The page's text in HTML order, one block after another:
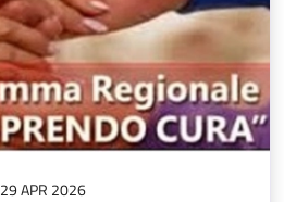
29 APR 2026